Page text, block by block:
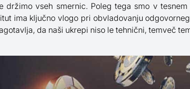
držimo vseh smernic. Poleg tega smo v
ima ključno vlogo pri obvladovanju
da naši ukrepi niso le tehnični, temveč